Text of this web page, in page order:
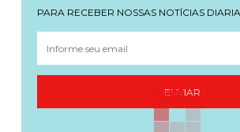
PARA RECEBER NOSSAS NOTÍCIAS
ENVIAR